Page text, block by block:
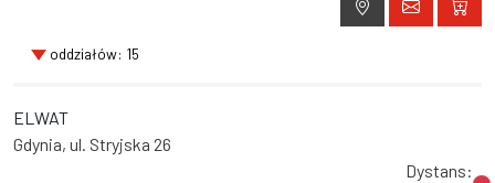
oddziałów: 15
ELWAT
Gdynia, ul. Stryjska 26
Dystans: